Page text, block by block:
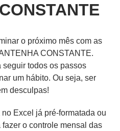
o próximo mês com as
CONSTANTE.
todos os passos
um hábito. Ou seja, ser
desculpas!
Excel já pré-formatada ou
o controle mensal das